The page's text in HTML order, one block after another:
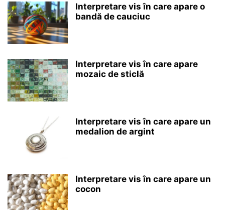
Interpretare vis în care apare o
bandă de cauciuc
Interpretare vis în care apare
mozaic de sticlă
Interpretare vis în care apare un
medalion de argint
Interpretare vis în care apare un
cocon